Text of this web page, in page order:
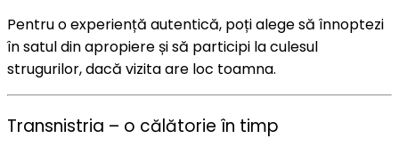
Pentru o experiență autentică, poți alege să înnoptezi
în satul din apropiere și să participi la culesul
strugurilor, dacă vizita are loc toamna.
Transnistria – o călătorie în timp